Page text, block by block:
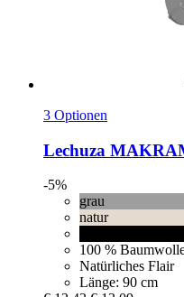
3 Optionen
Lechuza
-5%
grau
natur
100 %
Natürliches Flair
Länge: 90 cm